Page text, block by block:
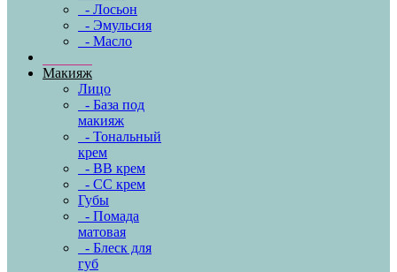
- Лосьон
- Эмульсия
- Масло
Макияж
Лицо
- База под
макияж
- Тональный
крем
- BB крем
- CC крем
Губы
- Помада
матовая
- Блеск для
губ